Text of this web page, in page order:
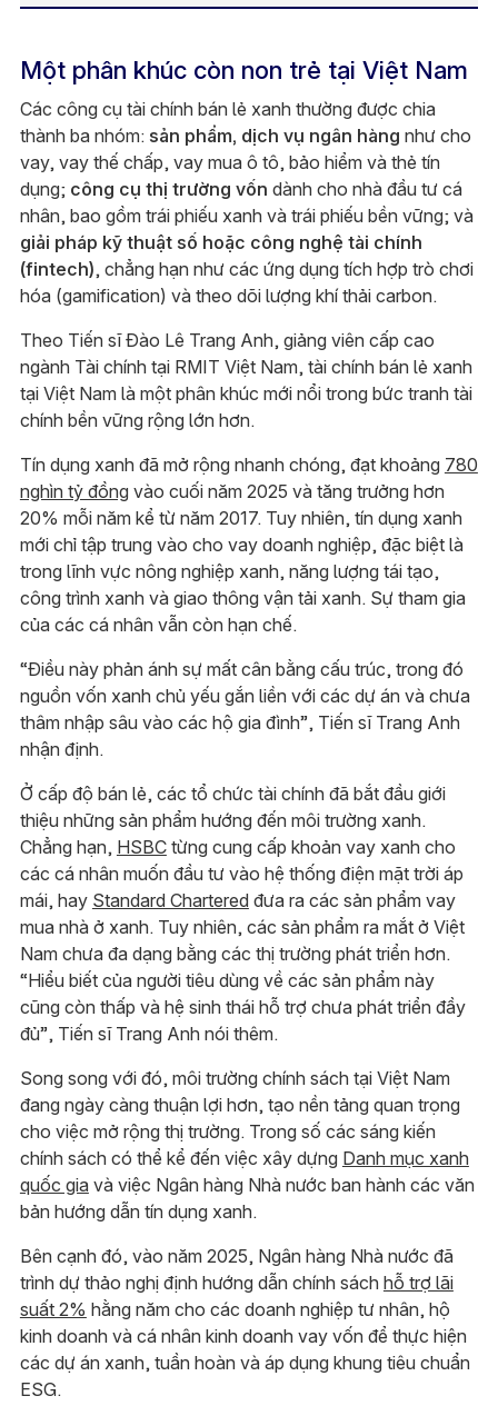
Một phân khúc còn non trẻ tại Việt Nam
Các công cụ tài chính bán lẻ xanh thường được chia
thành ba nhóm: sản phẩm, dịch vụ ngân hàng như cho
vay, vay thế chấp, vay mua ô tô, bảo hiểm và thẻ tín
dụng; công cụ thị trường vốn dành cho nhà đầu tư cá
nhân, bao gồm trái phiếu xanh và trái phiếu bền vững; và
giải pháp kỹ thuật số hoặc công nghệ tài chính
(fintech), chẳng hạn như các ứng dụng tích hợp trò chơi
hóa (gamification) và theo dõi lượng khí thải carbon.
Theo Tiến sĩ Đào Lê Trang Anh, giảng viên cấp cao
ngành Tài chính tại RMIT Việt Nam, tài chính bán lẻ xanh
tại Việt Nam là một phân khúc mới nổi trong bức tranh tài
chính bền vững rộng lớn hơn.
Tín dụng xanh đã mở rộng nhanh chóng, đạt khoảng 780
nghìn tỷ đồng vào cuối năm 2025 và tăng trưởng hơn
20% mỗi năm kể từ năm 2017. Tuy nhiên, tín dụng xanh
mới chỉ tập trung vào cho vay doanh nghiệp, đặc biệt là
trong lĩnh vực nông nghiệp xanh, năng lượng tái tạo,
công trình xanh và giao thông vận tải xanh. Sự tham gia
của các cá nhân vẫn còn hạn chế.
“Điều này phản ánh sự mất cân bằng cấu trúc, trong đó
nguồn vốn xanh chủ yếu gắn liền với các dự án và chưa
thâm nhập sâu vào các hộ gia đình”, Tiến sĩ Trang Anh
nhận định.
Ở cấp độ bán lẻ, các tổ chức tài chính đã bắt đầu giới
thiệu những sản phẩm hướng đến môi trường xanh.
Chẳng hạn, HSBCtừng cung cấp khoản vay xanh cho
các cá nhân muốn đầu tư vào hệ thống điện mặt trời áp
mái, hay Standard Chartered đưa ra các sản phẩm vay
mua nhà ở xanh. Tuy nhiên, các sản phẩm ra mắt ở Việt
Nam chưa đa dạng bằng các thị trường phát triển hơn.
“Hiểu biết của người tiêu dùng về các sản phẩm này
cũng còn thấp và hệ sinh thái hỗ trợ chưa phát triển đầy
đủ”, Tiến sĩ Trang Anh nói thêm.
Song song với đó, môi trường chính sách tại Việt Nam
đang ngày càng thuận lợi hơn, tạo nền tảng quan trọng
cho việc mở rộng thị trường. Trong số các sáng kiến
chính sách có thể kể đến việc xây dựng Danh mục xanh
quốc gia và việc Ngân hàng Nhà nước ban hành các văn
bản hướng dẫn tín dụng xanh.
Bên cạnh đó, vào năm 2025, Ngân hàng Nhà nước đã
trình dự thảo nghị định hướng dẫn chính sách hỗ trợ lãi
suất 2% hằng năm cho các doanh nghiệp tư nhân, hộ
kinh doanh và cá nhân kinh doanh vay vốn để thực hiện
các dự án xanh, tuần hoàn và áp dụng khung tiêu chuẩn
ESG.